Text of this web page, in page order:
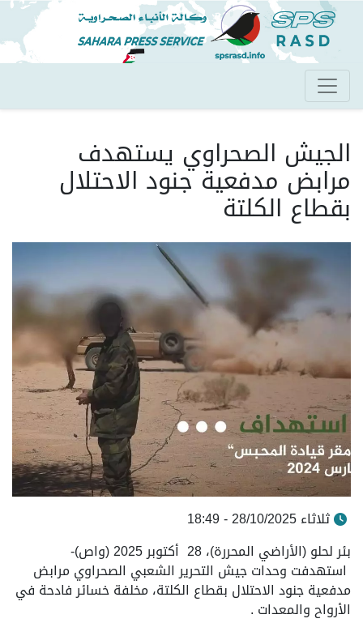
تجاوز
إلى
المحتوى
الرئيسي
الجيش الصحراوي يستهدف
مرابض مدفعية جنود الاحتلال
بقطاع الكلتة
ثلاثاء 28/10/2025 - 18:49
بئر لحلو (الأراضي المحررة)، 28 أكتوبر 2025 (واص)-
استهدفت وحدات جيش التحرير الشعبي الصحراوي مرابض
مدفعية جنود الاحتلال بقطاع الكلتة، مخلفة خسائر فادحة في
الأرواح والمعدات .